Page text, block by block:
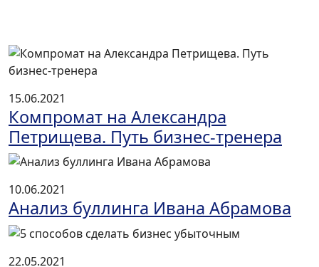
15.06.2021
Компромат на Александра
Петрищева. Путь бизнес-тренера
10.06.2021
Анализ буллинга Ивана Абрамова
22.05.2021